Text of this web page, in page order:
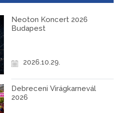
Neoton Koncert 2026
Budapest
2026.10.29.
Debreceni Virágkarnevál
2026